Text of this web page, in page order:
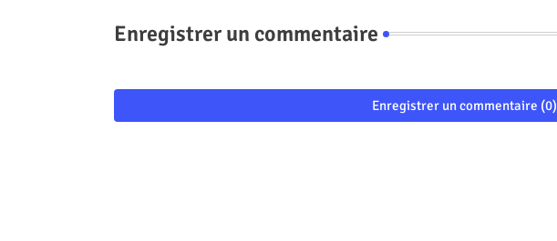
Enregistrer un commentaire
Enregistrer un commentaire (0)